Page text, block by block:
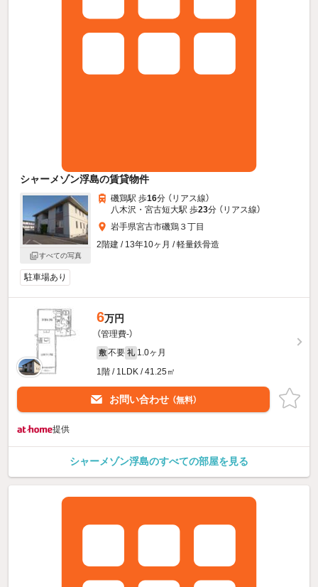
シャーメゾン浮島の賃貸物件
すべての写真
磯鶏駅 歩16分 （リアス線）
八木沢・宮古短大駅 歩23分 （リアス線）
岩手県宮古市磯鶏３丁目
2階建 / 13年10ヶ月 / 軽量鉄骨造
駐車場あり
6万円
（管理費-）
敷 不要 礼 1.0ヶ月
1階 / 1LDK / 41.25㎡
お問い合わせ （無料）
提供
シャーメゾン浮島のすべての部屋を見る